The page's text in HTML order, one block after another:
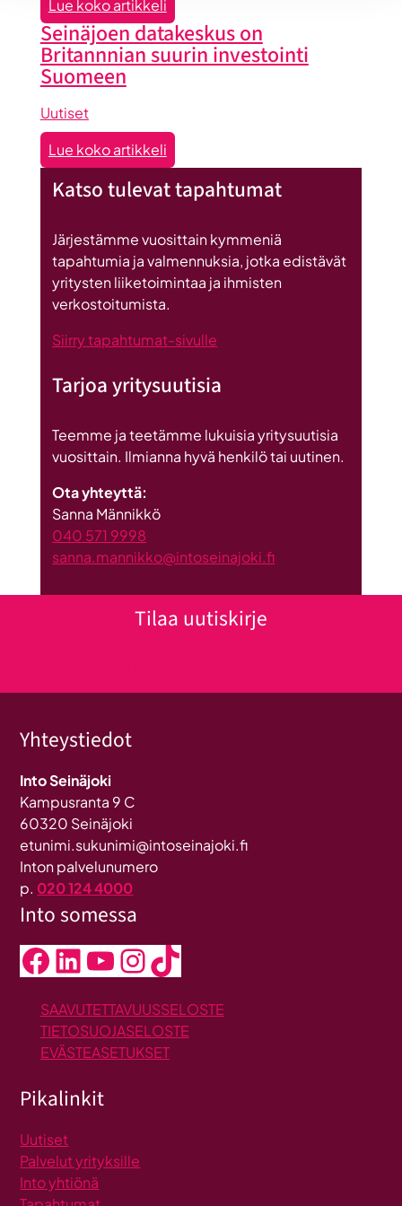
hyödyt
ryhmän
tuesta
Lue koko artikkeli:
Maailma
löysi
Seinäjoen
Seinäjoen datakeskus on
Britannnian suurin investointi
Suomeen
Uutiset
Lue koko artikkeli:
Seinäjoen
datakeskus
Britannnian
suurin
investointi
Katso tulevat tapahtumat
Järjestämme vuosittain kymmeniä
tapahtumia ja valmennuksia, jotka edistävät
yritysten liiketoimintaa ja ihmisten
verkostoitumista.
Siirry tapahtumat-sivulle
Tarjoa yritysuutisia
Teemme ja teetämme lukuisia yritysuutisia
vuosittain. Ilmianna hyvä henkilö tai uutinen.
Ota yhteyttä:
Sanna Männikkö
040 571 9998
sanna.mannikko@intoseinajoki.fi
Tilaa uutiskirje
Yhteystiedot
Into Seinäjoki
Kampusranta 9 C
60320 Seinäjoki
etunimi.sukunimi@intoseinajoki.fi
Inton palvelunumero
p. 020 124 4000
Into somessa
Facebook LinkedIn YouTube InstagramTikTok
SAAVUTETTAVUUSSELOSTE
TIETOSUOJASELOSTE
EVÄSTEASETUKSET
Pikalinkit
Uutiset
Palvelut yrityksille
Into yhtiönä